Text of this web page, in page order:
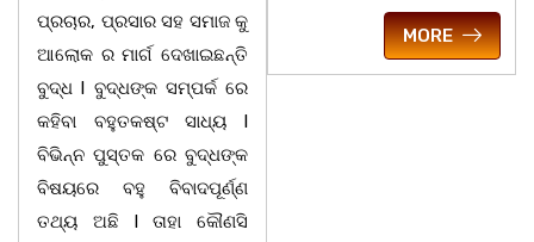
ପ୍ରଚାର, ପ୍ରସାର ସହ ସମାଜ କୁ
ଆଲୋକ ର ମାର୍ଗ ଦେଖାଇଛନ୍ତି
ବୁଦ୍ଧ l ବୁଦ୍ଧଙ୍କ ସମ୍ପର୍କ ରେ
କହିବା ବହୁତକଷ୍ଟ ସାଧ୍ୟ l
ବିଭିନ୍ନ ପୁସ୍ତକ ରେ ବୁଦ୍ଧଙ୍କ
ବିଷୟରେ ବହୁ ବିବାଦପୂର୍ଣ୍ଣ
ତଥ୍ୟ ଅଛି l ତାହା କୌଣସି
MORE